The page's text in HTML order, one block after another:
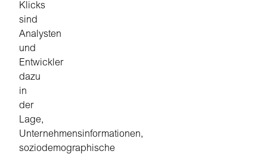
Klicks
sind
Analysten
und
Entwickler
dazu
in
der
Lage,
Unternehmensinformationen,
soziodemographische